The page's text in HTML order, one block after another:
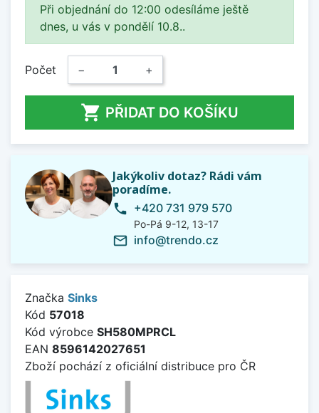
Při objednání do 12:00 odesíláme ještě
dnes, u vás v pondělí 10.8..
Počet − +
 PŘIDAT DO KOŠÍKU
Jakýkoliv dotaz? Rádi vám
poradíme.
phone +420 731 979 570
Po-Pá 9-12, 13-17
mail_outline info@trendo.cz
Značka Sinks
Kód 57018
Kód výrobce SH580MPRCL
EAN 8596142027651
Zboží pochází z oficiální distribuce pro ČR